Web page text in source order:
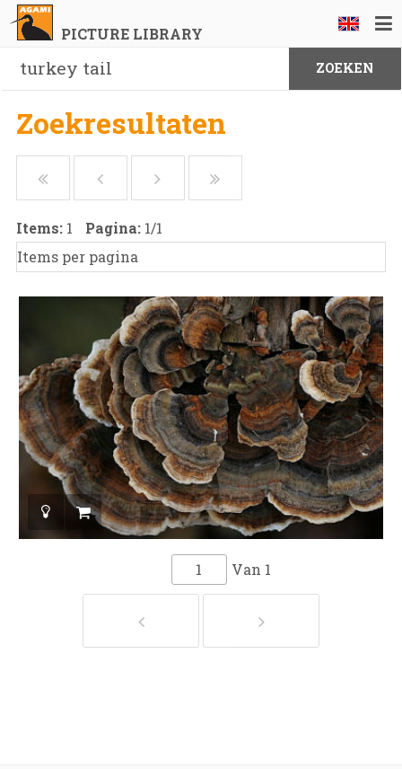
PICTURE LIBRARY
Zoekresultaten
Items: 1 Pagina: 1/1
Van 1